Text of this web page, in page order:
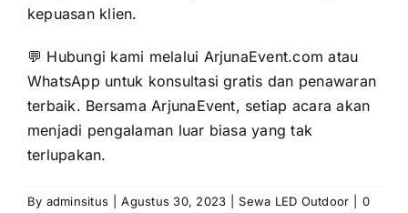
kepuasan klien.
💬 Hubungi kami melalui ArjunaEvent.com atau
WhatsApp untuk konsultasi gratis dan penawaran
terbaik. Bersama ArjunaEvent, setiap acara akan
menjadi pengalaman luar biasa yang tak
terlupakan.
By adminsitus Agustus 30, 2023 Sewa LED Outdoor
0